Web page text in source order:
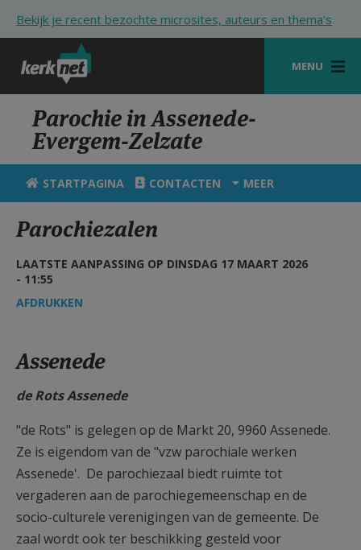
Bekijk je recent bezochte microsites, auteurs en thema's
MENU
STARTPAGINA
KERK
VIERINGEN
HULP
STARTPAGINA PORTAAL
Parochie in Assenede-
Evergem-Zelzate
STARTPAGINA CONTACTEN MEER
Parochiezalen
LAATSTE AANPASSING OP DINSDAG 17 MAART 2026
- 11:55
AFDRUKKEN
Assenede
de Rots Assenede
"de Rots" is gelegen op de Markt 20, 9960 Assenede.
Ze is eigendom van de "vzw parochiale werken
Assenede'. De parochiezaal biedt ruimte tot
vergaderen aan de parochiegemeenschap en de
socio-culturele verenigingen van de gemeente. De
zaal wordt ook ter beschikking gesteld voor